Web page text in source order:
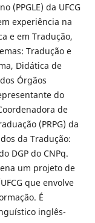
(PPGLE) da UFCG
experiência na
e em Tradução,
Tradução e
Didática de
Órgãos
do
de
(PRPG) da
da Tradução:
DGP do CNPq.
um projeto de
que envolve
É
inglês-